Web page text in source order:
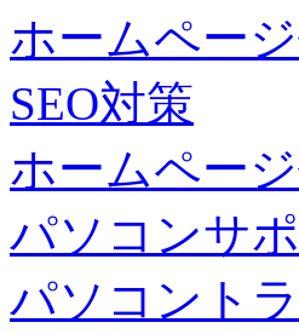
ホームペー
SEO対策
ホームペー
パソコンサ
パソコント